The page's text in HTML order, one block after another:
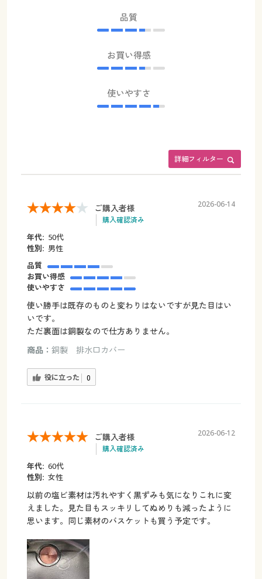
品質
お買い得感
使いやすさ
詳細フィルター
ご購入者様
購入確認済み
2026-06-14
年代: 50代
性別: 男性
品質
お買い得感
使いやすさ
使い勝手は既存のものと変わりはないですが見た目はい
いです。
ただ裏面は銅製なので仕方ありません。
商品： 銅製 排水口カバー
役に立った 0
ご購入者様
購入確認済み
2026-06-12
年代: 60代
性別: 女性
以前の塩ビ素材は汚れやすく黒ずみも気になりこれに変
えました。見た目もスッキリしてぬめりも減ったように
思います。同じ素材のバスケットも買う予定です。